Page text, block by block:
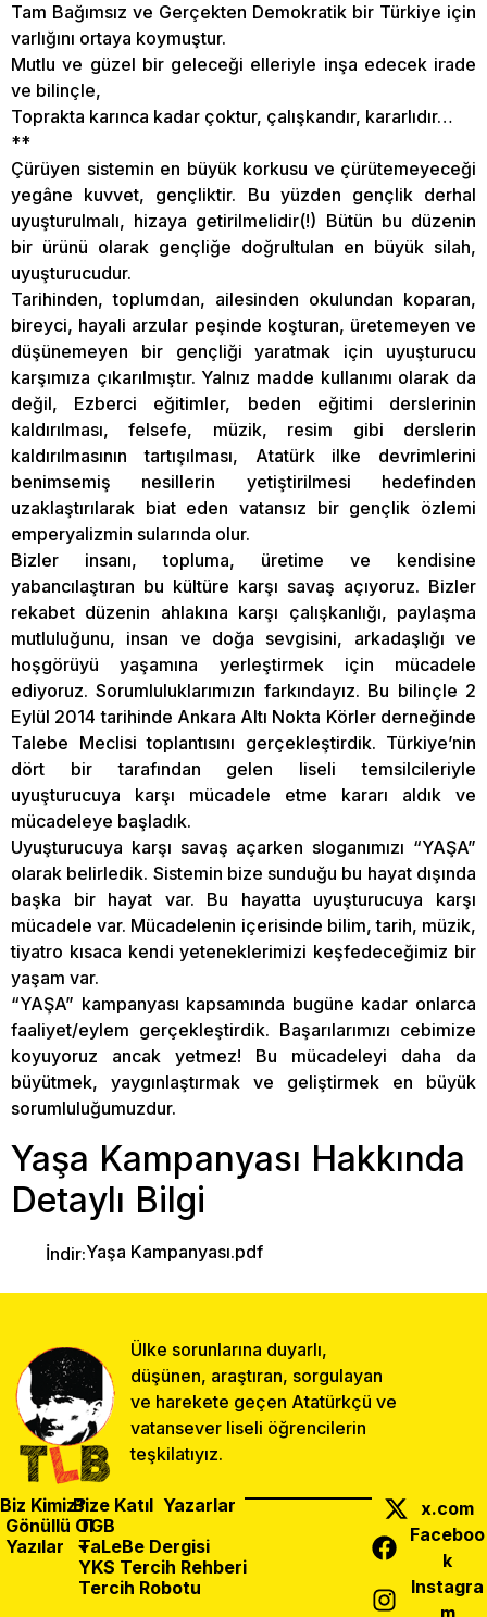
Tam Bağımsız ve Gerçekten Demokratik bir Türkiye için
varlığını ortaya koymuştur.
Mutlu ve güzel bir geleceği elleriyle inşa edecek irade
ve bilinçle,
Toprakta karınca kadar çoktur, çalışkandır, kararlıdır…
**
Çürüyen sistemin en büyük korkusu ve çürütemeyeceği
yegâne kuvvet, gençliktir. Bu yüzden gençlik derhal
uyuşturulmalı, hizaya getirilmelidir(!) Bütün bu düzenin
bir ürünü olarak gençliğe doğrultulan en büyük silah,
uyuşturucudur.
Tarihinden, toplumdan, ailesinden okulundan koparan,
bireyci, hayali arzular peşinde koşturan, üretemeyen ve
düşünemeyen bir gençliği yaratmak için uyuşturucu
karşımıza çıkarılmıştır. Yalnız madde kullanımı olarak da
değil, Ezberci eğitimler, beden eğitimi derslerinin
kaldırılması, felsefe, müzik, resim gibi derslerin
kaldırılmasının tartışılması, Atatürk ilke devrimlerini
benimsemiş nesillerin yetiştirilmesi hedefinden
uzaklaştırılarak biat eden vatansız bir gençlik özlemi
emperyalizmin sularında olur.
Bizler insanı, topluma, üretime ve kendisine
yabancılaştıran bu kültüre karşı savaş açıyoruz. Bizler
rekabet düzenin ahlakına karşı çalışkanlığı, paylaşma
mutluluğunu, insan ve doğa sevgisini, arkadaşlığı ve
hoşgörüyü yaşamına yerleştirmek için mücadele
ediyoruz. Sorumluluklarımızın farkındayız. Bu bilinçle 2
Eylül 2014 tarihinde Ankara Altı Nokta Körler derneğinde
Talebe Meclisi toplantısını gerçekleştirdik. Türkiye’nin
dört bir tarafından gelen liseli temsilcileriyle
uyuşturucuya karşı mücadele etme kararı aldık ve
mücadeleye başladık.
Uyuşturucuya karşı savaş açarken sloganımızı “YAŞA”
olarak belirledik. Sistemin bize sunduğu bu hayat dışında
başka bir hayat var. Bu hayatta uyuşturucuya karşı
mücadele var. Mücadelenin içerisinde bilim, tarih, müzik,
tiyatro kısaca kendi yeteneklerimizi keşfedeceğimiz bir
yaşam var.
“YAŞA” kampanyası kapsamında bugüne kadar onlarca
faaliyet/eylem gerçekleştirdik. Başarılarımızı cebimize
koyuyoruz ancak yetmez! Bu mücadeleyi daha da
büyütmek, yaygınlaştırmak ve geliştirmek en büyük
sorumluluğumuzdur.
Yaşa Kampanyası Hakkında
Detaylı Bilgi
İndir:Yaşa Kampanyası.pdf
Ülke sorunlarına duyarlı,
düşünen, araştıran, sorgulayan
ve harekete geçen Atatürkçü ve
vatansever liseli öğrencilerin
teşkilatıyız.
Biz Kimiz?
Gönüllü Ol
Yazılar
Bize Katıl Yazarlar
TGB
TaLeBe Dergisi
YKS Tercih Rehberi
Tercih Robotu
x.com
Faceboo
k
Instagra